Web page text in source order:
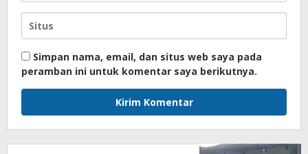
Simpan nama, email, dan situs web saya pada
peramban ini untuk komentar saya berikutnya.